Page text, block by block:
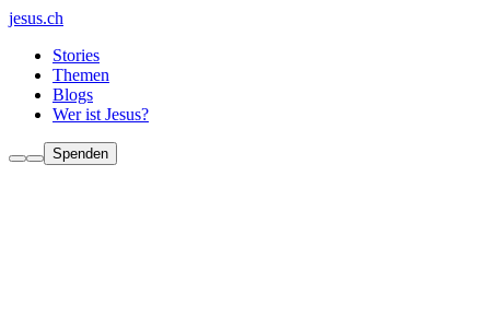
jesus.ch
Stories
Themen
Blogs
Wer ist Jesus?
Spenden